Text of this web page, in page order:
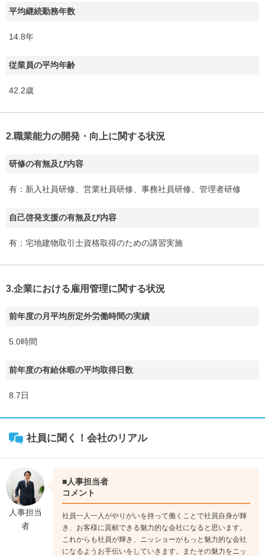
平均継続勤務年数
14.8年
従業員の平均年齢
42.2歳
2.職業能力の開発・向上に関する状況
研修の有無及び内容
有：新入社員研修、営業社員研修、事務社員研修、管理者研修
自己啓発支援の有無及び内容
有：宅地建物取引士資格取得のための講習実施
3.企業における雇用管理に関する状況
前年度の月平均所定外労働時間の実績
5.0時間
前年度の有給休暇の平均取得日数
8.7日
社員に聞く！会社のリアル
人事担当
者
■人事担当者
コメント
社員一人一人がやりがいを持って働くことで社員自身が輝
き、お客様に貢献できる魅力的な会社になると思います。
これからも社員が輝き、ニッショーがもっと魅力的な会社
になるようお手伝いをしていきます。またその魅力をニッ